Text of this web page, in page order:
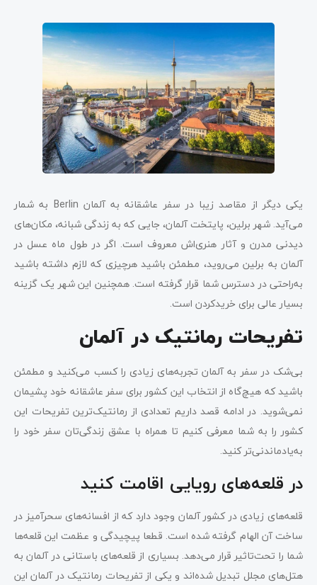
یکی دیگر از مقاصد زیبا در سفر عاشقانه به آلمان Berlin به شمار
می‌آید. شهر برلین، پایتخت آلمان، جایی که به زندگی شبانه، مکان‌های
دیدنی مدرن و آثار هنری‌اش معروف است. اگر در طول ماه عسل در
آلمان به برلین می‌روید، مطمئن باشید هرچیزی که لازم داشته باشید
به‌راحتی در دسترس شما قرار گرفته است. همچنین این شهر یک گزینه
بسیار عالی برای خریدکردن است.
تفریحات رمانتیک در آلمان
بی‌شک در سفر به آلمان تجربه‌های زیادی را کسب می‌کنید و مطمئن
باشید که هیچ‌گاه از انتخاب این کشور برای سفر عاشقانه خود پشیمان
نمی‌شوید. در ادامه قصد داریم تعدادی از رمانتیک‌ترین تفریحات این
کشور را به شما معرفی کنیم تا همراه با عشق زندگی‌تان سفر خود را
به‌یادماندنی‌تر کنید.
در قلعه‌های رویایی اقامت کنید
قلعه‌های زیادی در کشور آلمان وجود دارد که از افسانه‌های سحرآمیز در
ساخت آن الهام گرفته شده است. قطعا پیچیدگی و عظمت این قلعه‌ها
شما را تحت‌تاثیر قرار می‌دهد. بسیاری از قلعه‌های باستانی در آلمان به
هتل‌های مجلل تبدیل شده‌اند و یکی از تفریحات رمانتیک در آلمان این